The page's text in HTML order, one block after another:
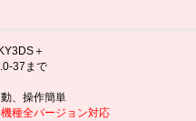
＋
37まで
、操作簡単
種全バージョン対応